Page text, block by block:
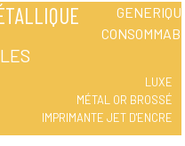
LUXE
MÉTAL OR BROSSÉ
IMPRIMANTE JET D'ENCRE